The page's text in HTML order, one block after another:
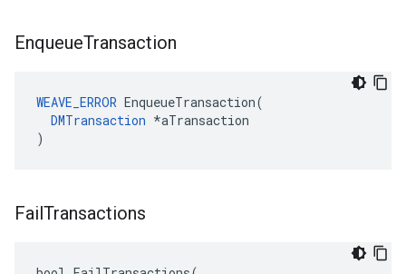
EnqueueTransaction
WEAVE_ERROR EnqueueTransaction(
DMTransaction *aTransaction
)
FailTransactions